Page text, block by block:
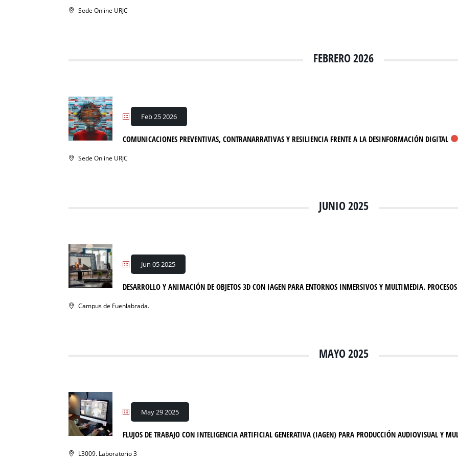
Sede Online URJC
FEBRERO 2026
Feb 25 2026
COMUNICACIONES PREVENTIVAS, CONTRANARRATIVAS Y RESILIENCIA FRENTE A LA DESINFORMACIÓN DIGITAL
Sede Online URJC
JUNIO 2025
Jun 05 2025
DESARROLLO Y ANIMACIÓN DE OBJETOS 3D CON IAGEN PARA ENTORNOS INMERSIVOS Y MULTIMEDIA. PROCESOS
Campus de Fuenlabrada.
MAYO 2025
May 29 2025
FLUJOS DE TRABAJO CON INTELIGENCIA ARTIFICIAL GENERATIVA (IAGEN) PARA PRODUCCIÓN AUDIOVISUAL Y
L3009. Laboratorio 3